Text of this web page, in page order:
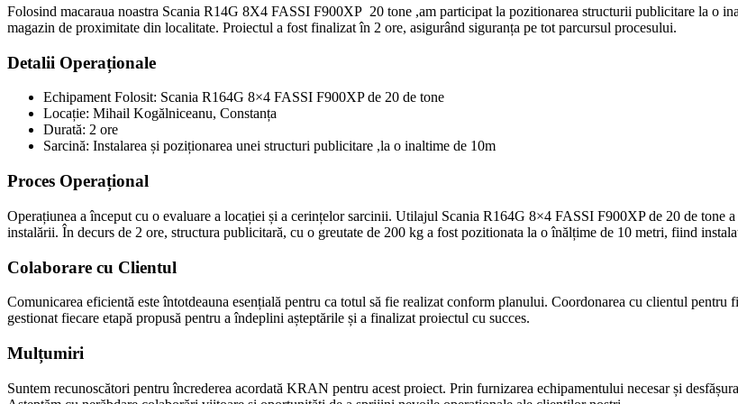
Folosind macaraua noastra Scania R14G 8X4 FASSI F900XP 20 tone ,am participat la pozitionarea structurii publicitare la o
magazin de proximitate din localitate. Proiectul a fost finalizat în 2 ore, asigurând siguranța pe tot parcursul procesului.
Detalii Operaționale
Echipament Folosit: Scania R164G 8×4 FASSI F900XP de 20 de tone
Locație: Mihail Kogălniceanu, Constanța
Durată: 2 ore
Sarcină: Instalarea și poziționarea unei structuri publicitare ,la o inaltime de 10m
Proces Operațional
Operațiunea a început cu o evaluare a locației și a cerințelor sarcinii. Utilajul Scania R164G 8×4 FASSI F900XP de 20 de tone
instalării. În decurs de 2 ore, structura publicitară, cu o greutate de 200 kg a fost pozitionata la o înălțime de 10 metri, fiind
Colaborare cu Clientul
Comunicarea eficientă este întotdeauna esențială pentru ca totul să fie realizat conform planului. Coordonarea cu clientul
gestionat fiecare etapă propusă pentru a îndeplini așteptările și a finalizat proiectul cu succes.
Mulțumiri
Suntem recunoscători pentru încrederea acordată KRAN pentru acest proiect. Prin furnizarea echipamentului necesar și